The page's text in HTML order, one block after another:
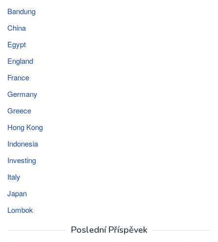
Bandung
China
Egypt
England
France
Germany
Greece
Hong Kong
Indonesia
Investing
Italy
Japan
Lombok
Poslední Příspěvek